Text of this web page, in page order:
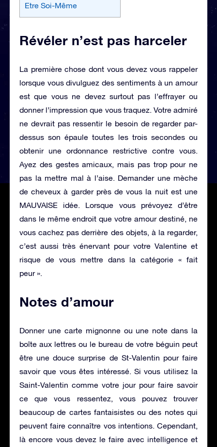
Etre Soi-Même
Révéler n’est pas harceler
La première chose dont vous devez vous rappeler
lorsque vous divulguez des sentiments à un amour
est que vous ne devez surtout pas l’effrayer ou
donner l’impression que vous traquez. Votre admiré
ne devrait pas ressentir le besoin de regarder par-
dessus son épaule toutes les trois secondes ou
obtenir une ordonnance restrictive contre vous.
Ayez des gestes amicaux, mais pas trop pour ne
pas la mettre mal à l’aise. Demander une mèche
de cheveux à garder près de vous la nuit est une
MAUVAISE idée. Lorsque vous prévoyez d’être
dans le même endroit que votre amour destiné, ne
vous cachez pas derrière des objets, à la regarder,
c’est aussi très énervant pour votre Valentine et
risque de vous mettre dans la catégorie « fait
peur ».
Notes d’amour
Donner une carte mignonne ou une note dans la
boîte aux lettres ou le bureau de votre béguin peut
être une douce surprise de St-Valentin pour faire
savoir que vous êtes intéressé. Si vous utilisez la
Saint-Valentin comme votre jour pour faire savoir
ce que vous ressentez, vous pouvez trouver
beaucoup de cartes fantaisistes ou des notes qui
peuvent faire connaître vos intentions. Cependant,
là encore vous devez le faire avec intelligence et